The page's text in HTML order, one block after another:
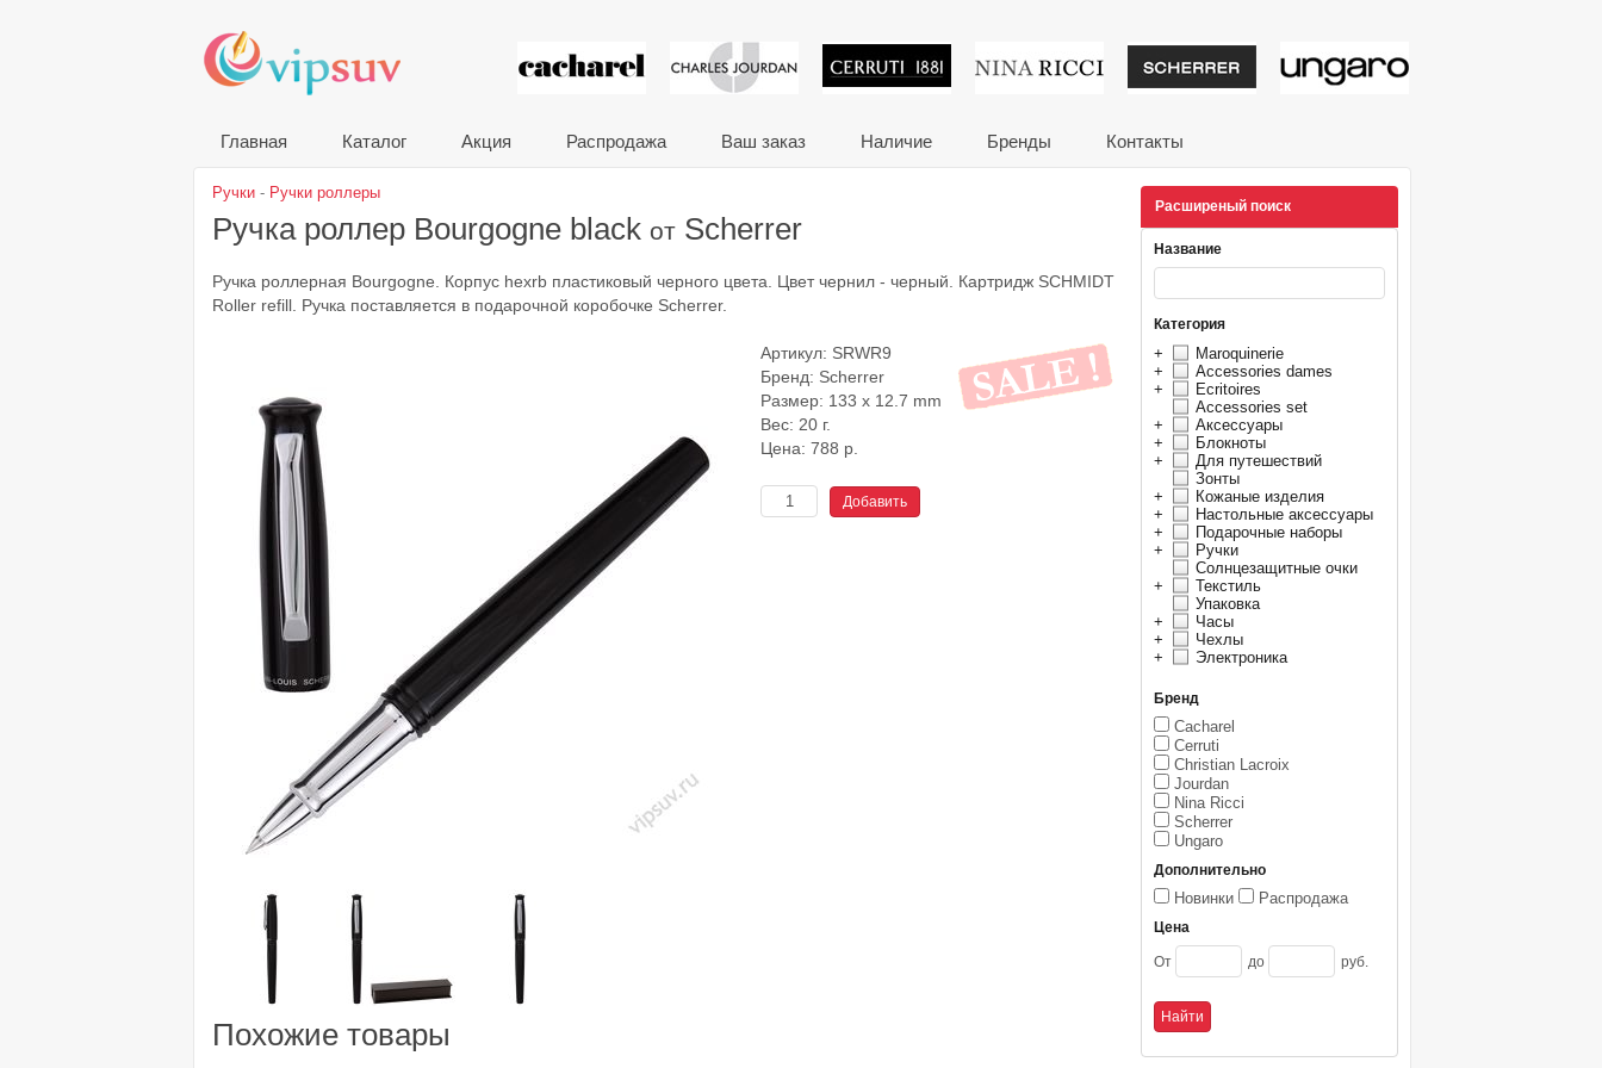
VIP сувениры и корпоративные подарки от
Главная Каталог Акция Распродажа Ваш заказ Наличие Бренды Контакты
Расширеный поиск
Название
Категория
+
Maroquinerie
+
Accessories dames
+
Ecritoires
Accessories set
+
Аксессуары
+
Блокноты
+
Для путешествий
Зонты
+
Кожаные изделия
+
Настольные аксессуары
+
Подарочные наборы
+
Ручки
Солнцезащитные очки
+
Текстиль
Упаковка
+
Часы
+
Чехлы
+
Электроника
Бренд
Cacharel
Cerruti
Christian Lacroix
Jourdan
Nina Ricci
Scherrer
Ungaro
Дополнительно
Новинки Распродажа
Цена
От до руб.
Ручки - Ручки роллеры
Ручка роллер Bourgogne black от Scherrer
Ручка роллерная Bourgogne. Корпус hexrb пластиковый черного цвета. Цвет чернил - черный. Картридж SCHMIDT
Roller refill. Ручка поставляется в подарочной коробочке Scherrer.
Артикул: SRWR9
Бренд: Scherrer
Размер: 133 x 12.7 mm
Вес: 20 г.
Цена: 788 р.
Похожие товары